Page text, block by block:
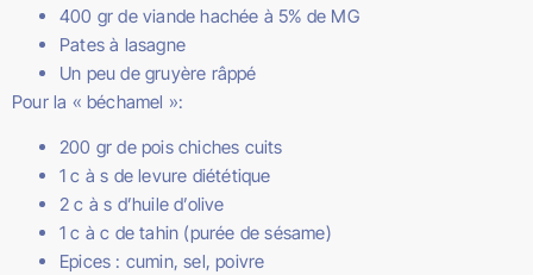
400 gr de viande hachée à 5% de MG
Pates à lasagne
Un peu de gruyère râppé
Pour la « béchamel »:
200 gr de pois chiches cuits
1 c à s de levure diététique
2 c à s d’huile d’olive
1 c à c de tahin (purée de sésame)
Epices : cumin, sel, poivre